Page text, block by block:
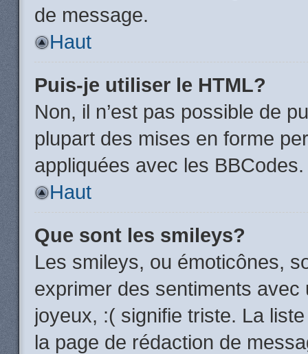
de message.
Haut
Puis-je utiliser le HTML?
Non, il n’est pas possible de
plupart des mises en forme
appliquées avec les BBCodes.
Haut
Que sont les smileys?
Les smileys, ou émoticônes,
exprimer des sentiments
joyeux, :( signifie triste. La
la page de rédaction de